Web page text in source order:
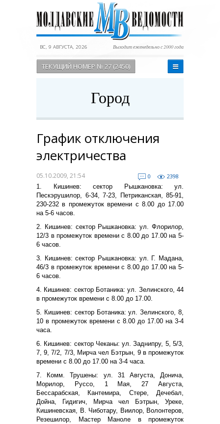
ВС, 9 АВГУСТА, 2026 Выходит еженедельно с 2000 года
ТЕКУЩИЙ НОМЕР № 27 (2450)
Город
График отключения
электричества
05.10.2009, 21:54 0
2398
1. Кишинев: сектор Рышкановка: ул.
Пескэрушилор, 6-34, 7-23, Петриканская, 85-91,
230-232 в промежуток времени с 8.00 до 17.00
на 5-6 часов.
2. Кишинев: сектор Рышкановка: ул. Флорилор,
12/3 в промежуток времени с 8.00 до 17.00 на 5-
6 часов.
3. Кишинев: сектор Рышкановка: ул. Г. Мадана,
46/3 в промежуток времени с 8.00 до 17.00 на 5-
6 часов.
4. Кишинев: сектор Ботаника: ул. Зелинского, 44
в промежуток времени с 8.00 до 17.00.
5. Кишинев: сектор Ботаника: ул. Зелинского, 8,
10 в промежуток времени с 8.00 до 17.00 на 3-4
часа.
6. Кишинев: сектор Чеканы: ул. Заднипру, 5, 5/3,
7, 9, 7/2, 7/3, Мирча чел Бэтрын, 9 в промежуток
времени с 8.00 до 17.00 на 3-4 часа.
7. Комм. Трушены: ул. 31 Августа, Донича,
Морилор, Руссо, 1 Мая, 27 Августа,
Бессарабская, Кантемира, Стере, Дечебал,
Дойна, Гидигич, Мирча чел Бэтрын, Уреке,
Кишиневская, В. Чиботару, Виилор, Волонтеров,
Резешилор, Мастер Маноле в промежуток